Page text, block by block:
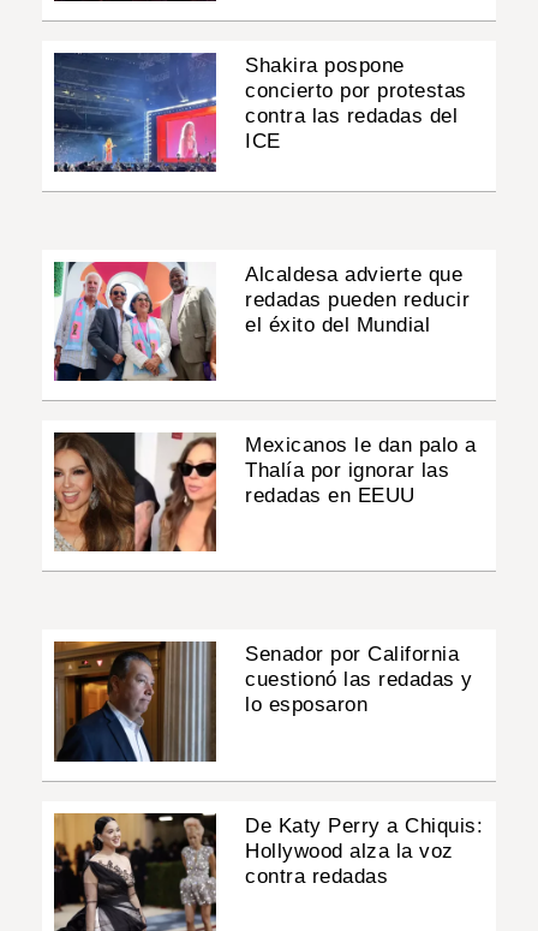
Shakira pospone
concierto por protestas
contra las redadas del
ICE
Alcaldesa advierte que
redadas pueden reducir
el éxito del Mundial
Mexicanos le dan palo a
Thalía por ignorar las
redadas en EEUU
Senador por California
cuestionó las redadas y
lo esposaron
De Katy Perry a Chiquis:
Hollywood alza la voz
contra redadas